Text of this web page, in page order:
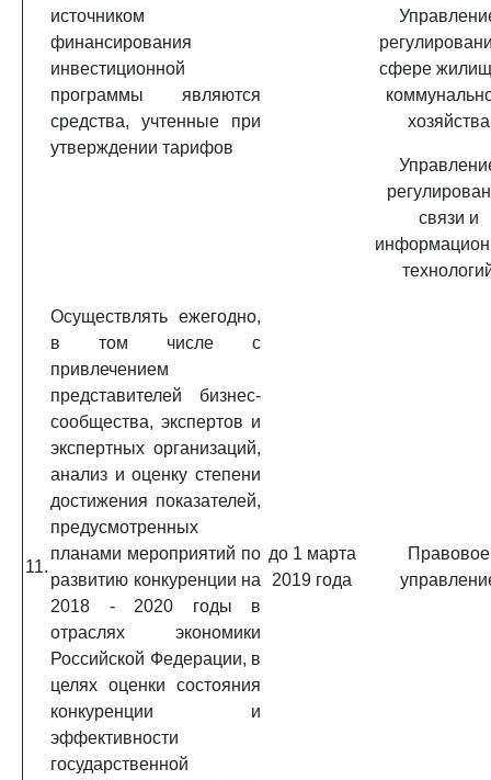
источником
финансирования
инвестиционной
программы являются
средства, учтенные при
утверждении тарифов
сфере
хозяйства
связи и
11.
Осуществлять ежегодно,
в том числе с
привлечением
представителей бизнес-
сообщества, экспертов и
экспертных организаций,
анализ и оценку степени
достижения показателей,
предусмотренных
планами мероприятий по
развитию конкуренции на
2018 - 2020 годы в
отраслях экономики
Российской Федерации, в
целях оценки состояния
конкуренции и
эффективности
государственной
до 1 марта
2019 года
Правовое